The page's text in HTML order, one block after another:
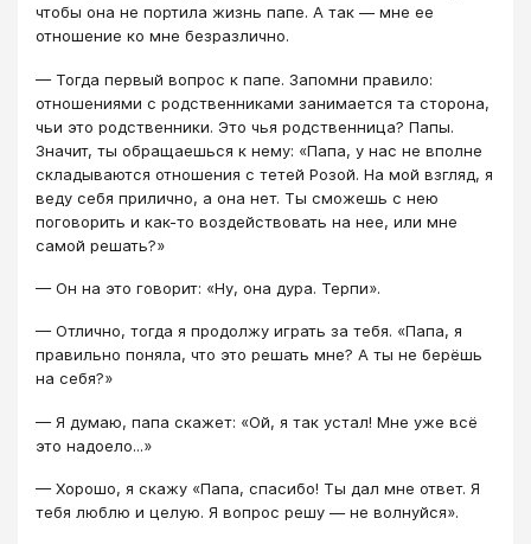
чтобы она не портила жизнь папе. А так — мне ее
отношение ко мне безразлично.
— Тогда первый вопрос к папе. Запомни правило:
отношениями с родственниками занимается та сторона,
чьи это родственники. Это чья родственница? Папы.
Значит, ты обращаешься к нему: «Папа, у нас не вполне
складываются отношения с тетей Розой. На мой взгляд, я
веду себя прилично, а она нет. Ты сможешь с нею
поговорить и как-то воздействовать на нее, или мне
самой решать?»
— Он на это говорит: «Ну, она дура. Терпи».
— Отлично, тогда я продолжу играть за тебя. «Папа, я
правильно поняла, что это решать мне? А ты не берёшь
на себя?»
— Я думаю, папа скажет: «Ой, я так устал! Мне уже всё
это надоело...»
— Хорошо, я скажу «Папа, спасибо! Ты дал мне ответ. Я
тебя люблю и целую. Я вопрос решу — не волнуйся».